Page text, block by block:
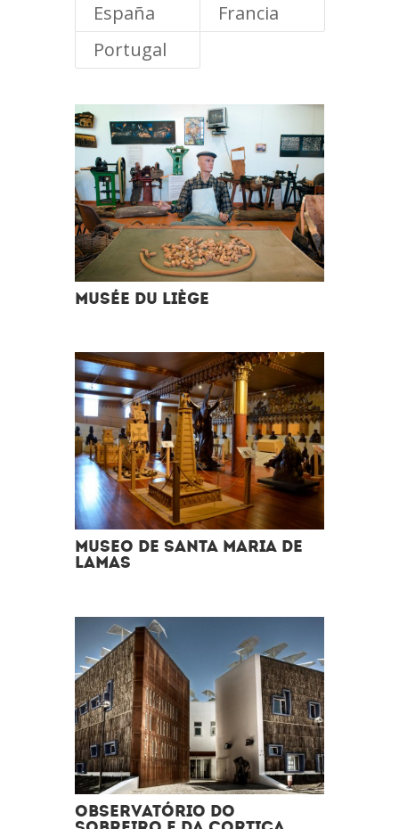
España
Francia
Portugal
MUSÉE DU LIÈGE
MUSEO DE SANTA MARIA DE
LAMAS
OBSERVATÓRIO DO